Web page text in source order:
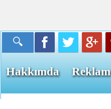
Hakkımda Reklam